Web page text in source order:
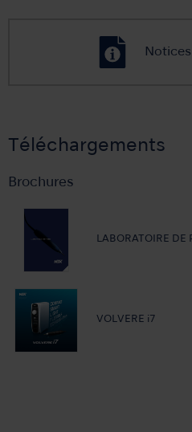
Téléchargements
Brochures
LABORATOIRE DE
VOLVERE i7